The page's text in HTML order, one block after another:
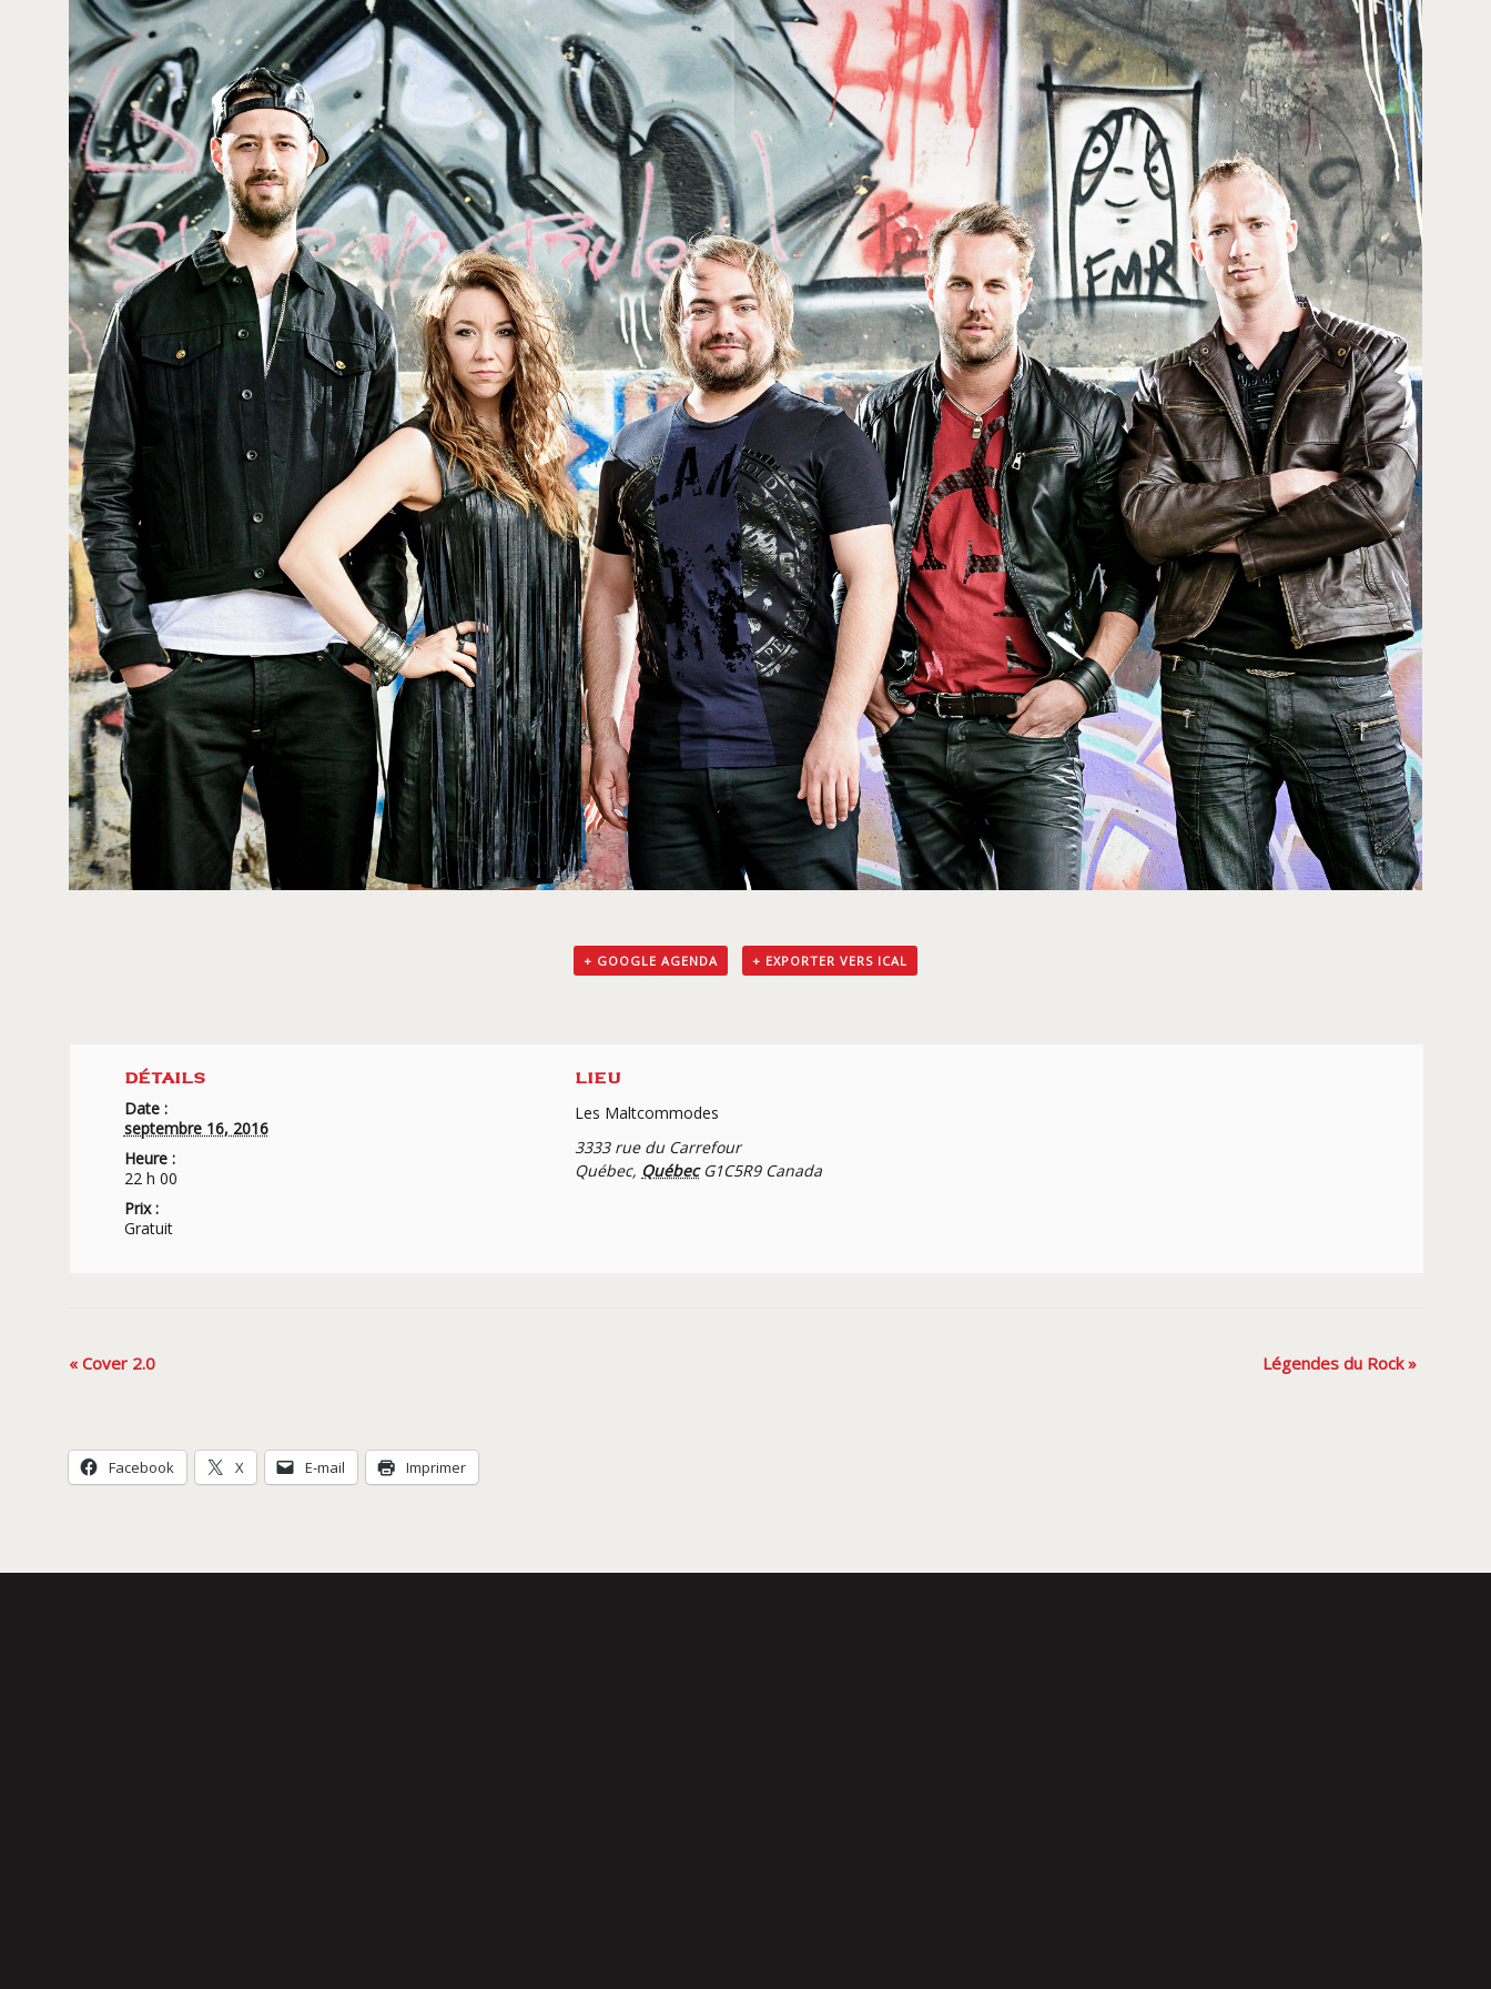
+ GOOGLE AGENDA + EXPORTER VERS ICAL
DÉTAILS
Date :
septembre 16, 2016
Heure :
22 h 00
Prix :
Gratuit
LIEU
Les Maltcommodes
3333 rue du Carrefour
Québec, Québec G1C5R9 Canada
Navigation
« Cover 2.0 Légendes du Rock»
Facebook X E-mail Imprimer